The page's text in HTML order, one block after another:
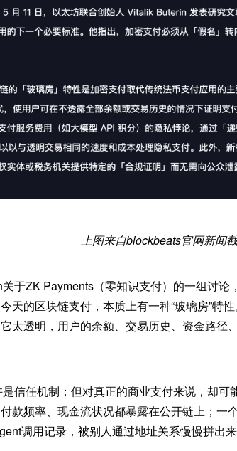
上图来自blockbeats官网新闻
于ZK Payments（零知识支付）的一组讨论
天的区块链支付，本质上有一种“玻璃房”特
太透明，用户的余额、交易历史、资金路径
信任机制；但对真正的商业支付来说，却可
款频率、现金流状况都暴露在公开链上；一
调用记录，被别人通过地址关系慢慢拼出来